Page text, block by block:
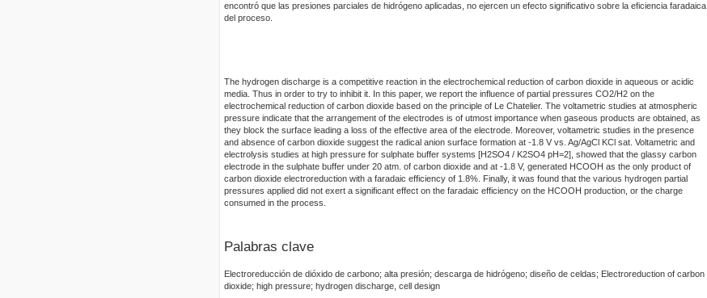
encontró que las presiones parciales de hidrógeno aplicadas, no ejercen un efecto significativo sobre la eficiencia faradaica
del proceso.
The hydrogen discharge is a competitive reaction in the electrochemical reduction of carbon dioxide in aqueous or acidic
media. Thus in order to try to inhibit it. In this paper, we report the influence of partial pressures CO2/H2 on the
electrochemical reduction of carbon dioxide based on the principle of Le Chatelier. The voltametric studies at atmospheric
pressure indicate that the arrangement of the electrodes is of utmost importance when gaseous products are obtained, as
they block the surface leading a loss of the effective area of the electrode. Moreover, voltametric studies in the presence
and absence of carbon dioxide suggest the radical anion surface formation at -1.8 V vs. Ag/AgCl KCl sat. Voltametric and
electrolysis studies at high pressure for sulphate buffer systems [H2SO4 / K2SO4 pH=2], showed that the glassy carbon
electrode in the sulphate buffer under 20 atm. of carbon dioxide and at -1.8 V, generated HCOOH as the only product of
carbon dioxide electroreduction with a faradaic efficiency of 1.8%. Finally, it was found that the various hydrogen partial
pressures applied did not exert a significant effect on the faradaic efficiency on the HCOOH production, or the charge
consumed in the process.
Palabras clave
Electroreducción de dióxido de carbono; alta presión; descarga de hidrógeno; diseño de celdas; Electroreduction of carbon
dioxide; high pressure; hydrogen discharge, cell design